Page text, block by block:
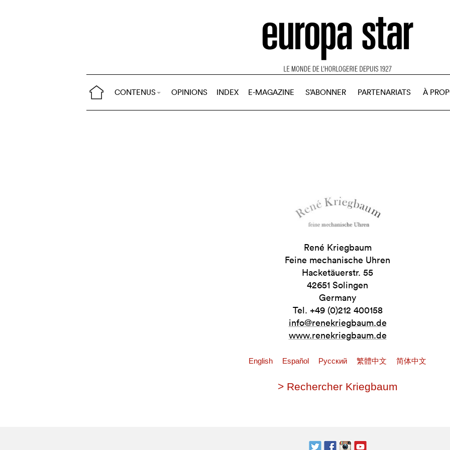
CONTENUS OPINIONS INDEX E-MAGAZINE S’ABONNER PARTENARIATS À
René Kriegbaum
Feine mechanische Uhren
Hacketäuerstr. 55
42651 Solingen
Germany
Tel. +49 (0)212 400158
info@renekriegbaum.de
www.renekriegbaum.de
English Español Pусский 繁體中文 简体中文
> Rechercher Kriegbaum